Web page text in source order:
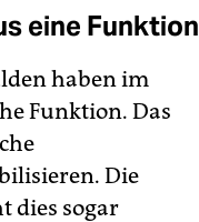
eine Funktion
haben im
Funktion. Das
Die
dies sogar